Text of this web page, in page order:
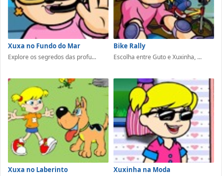
Xuxa no Fundo do Mar
Explore os segredos das profu...
Bike Rally
Escolha entre Guto e Xuxinha, ...
Xuxa no Laberinto Xuxinha na Moda